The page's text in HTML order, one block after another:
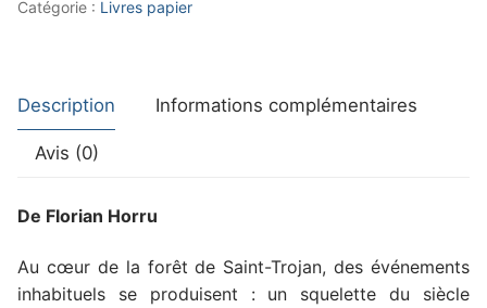
Catégorie : Livres papier
Description Informations complémentaires
Avis (0)
De Florian Horru
Au cœur de la forêt de Saint-Trojan, des événements
inhabituels se produisent : un squelette du siècle